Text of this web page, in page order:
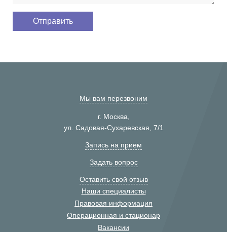
Мы вам перезвоним
г. Москва,
ул. Садовая-Сухаревская, 7/1
Запись на прием
Задать вопрос
Оставить свой отзыв
Наши специалисты
Правовая информация
Операционная и стационар
Вакансии